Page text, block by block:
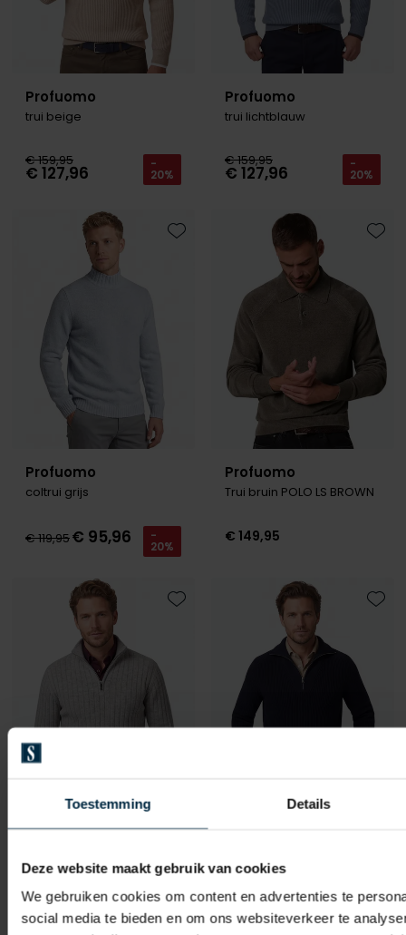
Toestemming Details
Deze website maakt gebruik van cookies
We gebruiken cookies om content en advertenties te
social media te bieden en om ons websiteverkeer te
Profuomo
trui beige
€ 159,95
€ 127,96 -
20%
Profuomo
trui lichtblauw
€ 159,95
€ 127,96 -
20%
Profuomo
coltrui grijs
€ 119,95€ 95,96 -
20%
Toevoegen aan favorieten
Profuomo
Trui bruin POLO LS BROWN
€ 149,95
trui grijs
€ 159,95
€ 127,96 20%
Toevoegen aan favorieten
trui donkerblauw
€ 159,95
€ 127,96 20%